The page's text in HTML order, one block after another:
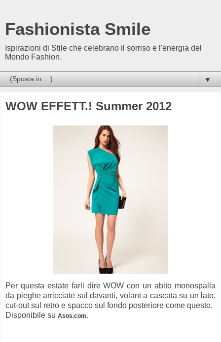
Fashionista Smile
Ispirazioni di Stile che celebrano il sorriso e l'energia del
Mondo Fashion.
▼
WOW EFFETT.! Summer 2012
Per questa estate farli dire WOW con un abito monospalla
da pieghe arricciate sul davanti, volant a cascata su un lato,
cut-out sul retro e spacco sul fondo posteriore come questo.
Disponibile su Asos.com.